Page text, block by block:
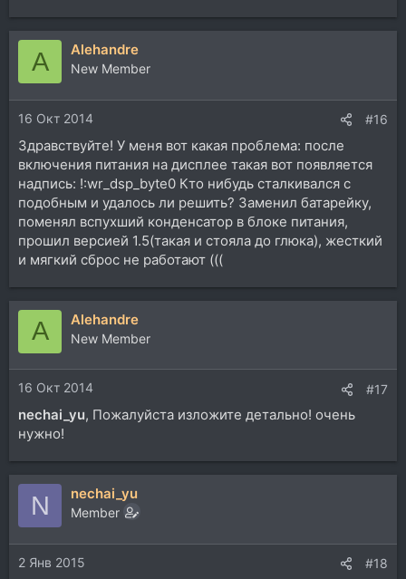
A Alehandre
New Member
16 Окт 2014 #16
Здравствуйте! У меня вот какая проблема: после
включения питания на дисплее такая вот появляется
надпись: !:wr_dsp_byte0 Кто нибудь сталкивался с
подобным и удалось ли решить? Заменил батарейку,
поменял вспухший конденсатор в блоке питания,
прошил версией 1.5(такая и стояла до глюка), жесткий
и мягкий сброс не работают (((
A Alehandre
New Member
16 Окт 2014 #17
nechai_yu, Пожалуйста изложите детально! очень
нужно!
N nechai_yu
Member
2 Янв 2015 #18